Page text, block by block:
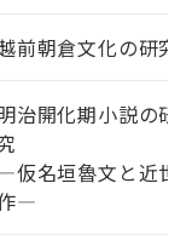
前朝倉文化の研究
治開化期小説の研
仮名垣魯文と近世
―